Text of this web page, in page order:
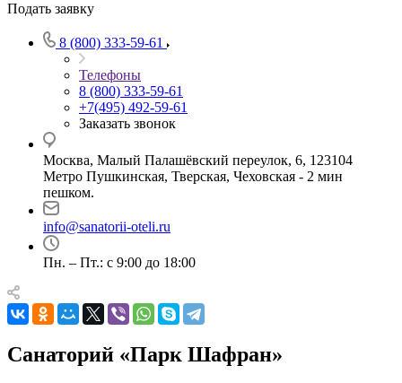
Подать заявку
8 (800) 333-59-61
Телефоны
8 (800) 333-59-61
+7(495) 492-59-61
Заказать звонок
Москва, Малый Палашёвский переулок, 6, 123104
Метро Пушкинская, Тверская, Чеховская - 2 мин
пешком.
info@sanatorii-oteli.ru
Пн. – Пт.: с 9:00 до 18:00
Санаторий «Парк Шафран»